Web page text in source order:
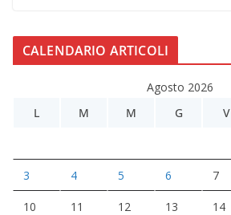
CALENDARIO ARTICOLI
Agosto 2026
L
M M G V
3 4 5 6 7
10 11 12 13 14